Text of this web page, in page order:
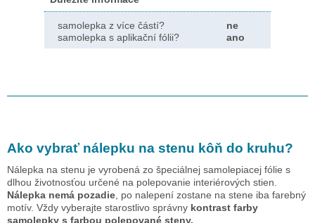
samolepka z více částí?
ne
samolepka s aplikační fólii?
ano
Ako vybrať nálepku na stenu kôň do kruhu?
Nálepka na stenu je vyrobená zo špeciálnej samolepiacej fólie s
dlhou životnosťou určené na polepovanie interiérových stien.
Nálepka nemá pozadie , po nalepení zostane na stene iba farebný
motív. Vždy vyberajte starostlivo správny kontrast farby
samolepky s farbou polepované steny.